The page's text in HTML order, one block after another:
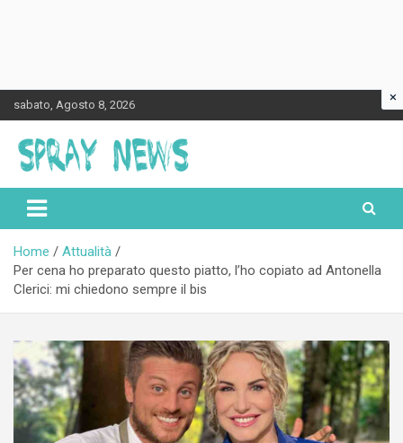
to
content
sabato, Agosto 8, 2026
Spraynews.it
Home
Attualità
Per cena ho preparato questo piatto, l’ho copiato ad Antonella
Clerici: mi chiedono sempre il bis
×